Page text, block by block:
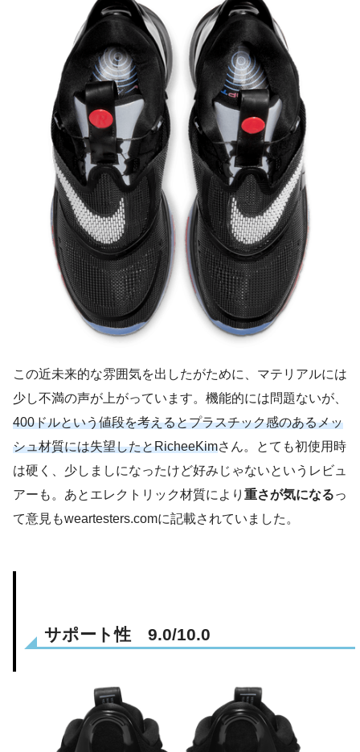
この近未来的な雰囲気を出したがために、マテリアルには
少し不満の声が上がっています。機能的には問題ないが、
400ドルという値段を考えるとプラスチック感のあるメッ
シュ材質には失望したとRicheeKimさん。とても初使用時
は硬く、少しましになったけど好みじゃないというレビュ
アーも。あとエレクトリック材質により 重さが気になるっ
て意見もweartesters.comに記載されていました。
サポート性 9.0/10.0